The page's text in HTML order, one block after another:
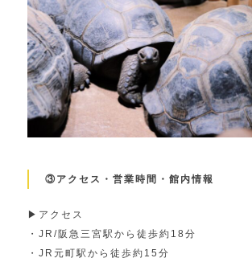
③アクセス・営業時間・館内情報
▶︎アクセス
・JR/阪急三宮駅から徒歩約18分
・JR元町駅から徒歩約15分